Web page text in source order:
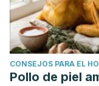
CONSEJOS PARA EL
Pollo de piel